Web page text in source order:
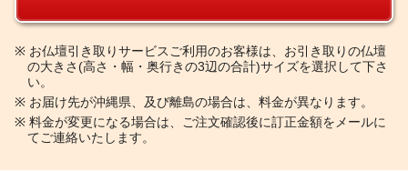
※お仏壇引き取りサービスご利用のお客様は、お引き取りの仏壇
の大きさ(高さ・幅・奥行きの3辺の合計)サイズを選択して下さ
い。
※お届け先が沖縄県、及び離島の場合は、料金が異なります。
※料金が変更になる場合は、ご注文確認後に訂正金額をメールに
てご連絡いたします。